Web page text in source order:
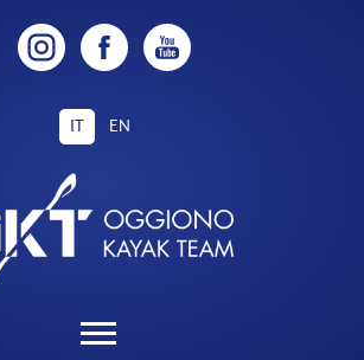
IT EN